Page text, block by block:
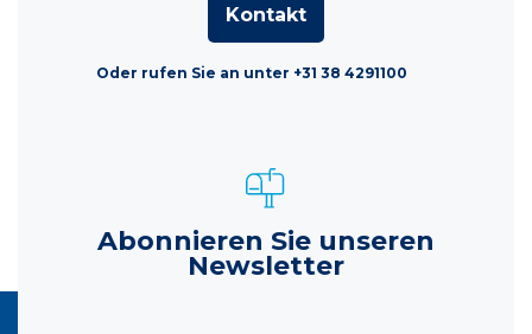
Kontakt
Oder rufen Sie an unter +31 38 4291100
Abonnieren Sie unseren
Newsletter